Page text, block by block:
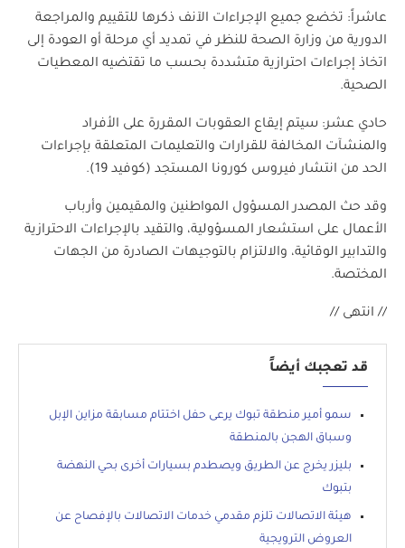
عاشراً: تخضع جميع الإجراءات الآنف ذكرها للتقييم والمراجعة
الدورية من وزارة الصحة للنظر في تمديد أي مرحلة أو العودة إلى
اتخاذ إجراءات احترازية متشددة بحسب ما تقتضيه المعطيات
الصحية.
حادي عشر: سيتم إيقاع العقوبات المقررة على الأفراد
والمنشآت المخالفة للقرارات والتعليمات المتعلقة بإجراءات
الحد من انتشار فيروس كورونا المستجد (كوفيد 19).
وقد حث المصدر المسؤول المواطنين والمقيمين وأرباب
الأعمال على استشعار المسؤولية، والتقيد بالإجراءات الاحترازية
والتدابير الوقائية، والالتزام بالتوجيهات الصادرة من الجهات
المختصة.
// انتهى //
قد تعجبك أيضاً
سمو أمير منطقة تبوك يرعى حفل اختتام مسابقة مزاين الإبل
وسباق الهجن بالمنطقة
بليزر يخرج عن الطريق ويصطدم بسيارات أخرى بحي النهضة
بتبوك
هيئة الاتصالات تلزم مقدمي خدمات الاتصالات بالإفصاح عن
العروض الترويجية